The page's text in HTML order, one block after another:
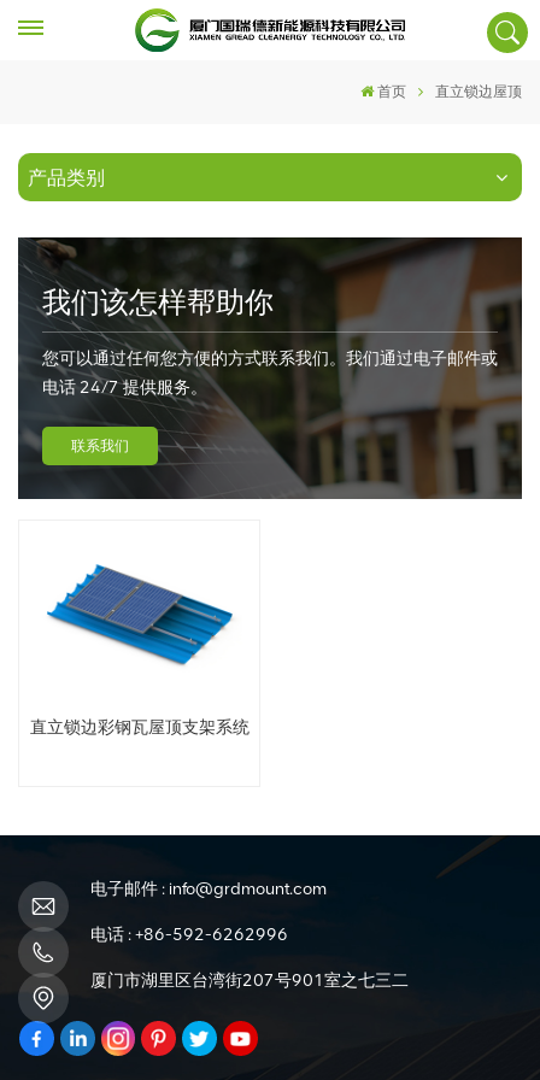
首页 直立锁边屋顶
产品类别
我们该怎样帮助你
您可以通过任何您方便的方式联系我们。我们通过电子邮件或
电话 24/7 提供服务。
联系我们
直立锁边彩钢瓦屋顶支架系统
电子邮件 : info@grdmount.com
电话 :+86-592-6262996
厦门市湖里区台湾街207号901室之七三二